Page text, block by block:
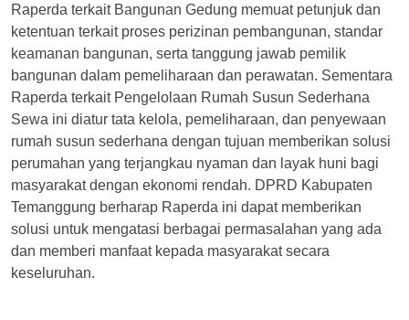
Raperda terkait Bangunan Gedung memuat petunjuk dan
ketentuan terkait proses perizinan pembangunan, standar
keamanan bangunan, serta tanggung jawab pemilik
bangunan dalam pemeliharaan dan perawatan. Sementara
Raperda terkait Pengelolaan Rumah Susun Sederhana
Sewa ini diatur tata kelola, pemeliharaan, dan penyewaan
rumah susun sederhana dengan tujuan memberikan solusi
perumahan yang terjangkau nyaman dan layak huni bagi
masyarakat dengan ekonomi rendah. DPRD Kabupaten
Temanggung berharap Raperda ini dapat memberikan
solusi untuk mengatasi berbagai permasalahan yang ada
dan memberi manfaat kepada masyarakat secara
keseluruhan.